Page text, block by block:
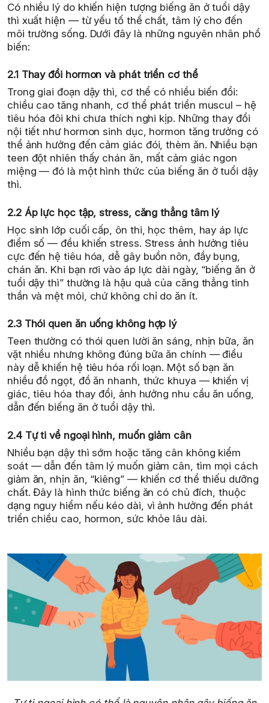
Có nhiều lý do khiến hiện tượng biếng ăn ở tuổi dậy
thì xuất hiện — từ yếu tố thể chất, tâm lý cho đến
môi trường sống. Dưới đây là những nguyên nhân phổ
biến:
2.1 Thay đổi hormon và phát triển cơ thể
Trong giai đoạn dậy thì, cơ thể có nhiều biến đổi:
chiều cao tăng nhanh, cơ thể phát triển muscul – hệ
tiêu hóa đôi khi chưa thích nghi kịp. Những thay đổi
nội tiết như hormon sinh dục, hormon tăng trưởng có
thể ảnh hưởng đến cảm giác đói, thèm ăn. Nhiều bạn
teen đột nhiên thấy chán ăn, mất cảm giác ngon
miệng — đó là một hình thức của biếng ăn ở tuổi dậy
thì.
2.2 Áp lực học tập, stress, căng thẳng tâm lý
Học sinh lớp cuối cấp, ôn thi, học thêm, hay áp lực
điểm số — đều khiến stress. Stress ảnh hưởng tiêu
cực đến hệ tiêu hóa, dễ gây buồn nôn, đầy bụng,
chán ăn. Khi bạn rơi vào áp lực dài ngày, “biếng ăn ở
tuổi dậy thì” thường là hậu quả của căng thẳng tinh
thần và mệt mỏi, chứ không chỉ do ăn ít.
2.3 Thói quen ăn uống không hợp lý
Teen thường có thói quen lười ăn sáng, nhịn bữa, ăn
vặt nhiều nhưng không đúng bữa ăn chính — điều
này dễ khiến hệ tiêu hóa rối loạn. Một số bạn ăn
nhiều đồ ngọt, đồ ăn nhanh, thức khuya — khiến vị
giác, tiêu hóa thay đổi, ảnh hưởng nhu cầu ăn uống,
dẫn đến biếng ăn ở tuổi dậy thì.
2.4 Tự ti về ngoại hình, muốn giảm cân
Nhiều bạn dậy thì sớm hoặc tăng cân không kiểm
soát — dẫn đến tâm lý muốn giảm cân, tìm mọi cách
giảm ăn, nhịn ăn, “kiêng” — khiến cơ thể thiếu dưỡng
chất. Đây là hình thức biếng ăn có chủ đích, thuộc
dạng nguy hiểm nếu kéo dài, vì ảnh hưởng đến phát
triển chiều cao, hormon, sức khỏe lâu dài.